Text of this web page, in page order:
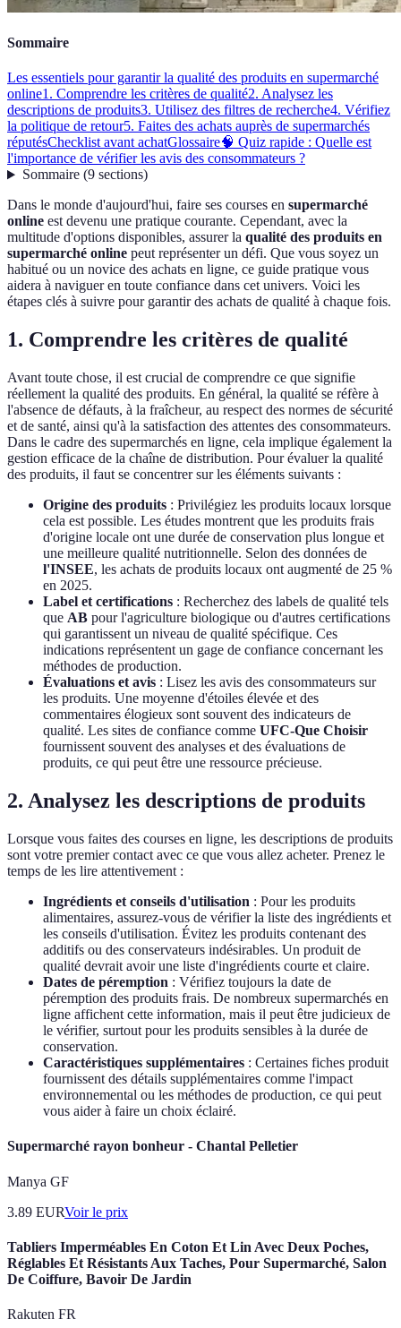
Sommaire
Les essentiels pour garantir la qualité des produits en supermarché
online1. Comprendre les critères de qualité2. Analysez les
descriptions de produits3. Utilisez des filtres de recherche4. Vérifiez
la politique de retour5. Faites des achats auprès de supermarchés
réputésChecklist avant achatGlossaire🧠 Quiz rapide : Quelle est
l'importance de vérifier les avis des consommateurs ?
Sommaire(9 sections)
Dans le monde d'aujourd'hui, faire ses courses en supermarché
online est devenu une pratique courante. Cependant, avec la
multitude d'options disponibles, assurer la qualité des produits en
supermarché online peut représenter un défi. Que vous soyez un
habitué ou un novice des achats en ligne, ce guide pratique vous
aidera à naviguer en toute confiance dans cet univers. Voici les
étapes clés à suivre pour garantir des achats de qualité à chaque fois.
1. Comprendre les critères de qualité
Avant toute chose, il est crucial de comprendre ce que signifie
réellement la qualité des produits. En général, la qualité se réfère à
l'absence de défauts, à la fraîcheur, au respect des normes de sécurité
et de santé, ainsi qu'à la satisfaction des attentes des consommateurs.
Dans le cadre des supermarchés en ligne, cela implique également la
gestion efficace de la chaîne de distribution. Pour évaluer la qualité
des produits, il faut se concentrer sur les éléments suivants :
Origine des produits : Privilégiez les produits locaux lorsque
cela est possible. Les études montrent que les produits frais
d'origine locale ont une durée de conservation plus longue et
une meilleure qualité nutritionnelle. Selon des données de
l'INSEE, les achats de produits locaux ont augmenté de 25 %
en 2025.
Label et certifications : Recherchez des labels de qualité tels
que AB pour l'agriculture biologique ou d'autres certifications
qui garantissent un niveau de qualité spécifique. Ces
indications représentent un gage de confiance concernant les
méthodes de production.
Évaluations et avis : Lisez les avis des consommateurs sur
les produits. Une moyenne d'étoiles élevée et des
commentaires élogieux sont souvent des indicateurs de
qualité. Les sites de confiance comme UFC-Que Choisir
fournissent souvent des analyses et des évaluations de
produits, ce qui peut être une ressource précieuse.
2. Analysez les descriptions de produits
Lorsque vous faites des courses en ligne, les descriptions de produits
sont votre premier contact avec ce que vous allez acheter. Prenez le
temps de les lire attentivement :
Ingrédients et conseils d'utilisation : Pour les produits
alimentaires, assurez-vous de vérifier la liste des ingrédients et
les conseils d'utilisation. Évitez les produits contenant des
additifs ou des conservateurs indésirables. Un produit de
qualité devrait avoir une liste d'ingrédients courte et claire.
Dates de péremption : Vérifiez toujours la date de
péremption des produits frais. De nombreux supermarchés en
ligne affichent cette information, mais il peut être judicieux de
le vérifier, surtout pour les produits sensibles à la durée de
conservation.
Caractéristiques supplémentaires : Certaines fiches produit
fournissent des détails supplémentaires comme l'impact
environnemental ou les méthodes de production, ce qui peut
vous aider à faire un choix éclairé.
Supermarché rayon bonheur - Chantal Pelletier
Manya GF
3.89 EURVoir le prix
Tabliers Imperméables En Coton Et Lin Avec Deux Poches,
Réglables Et Résistants Aux Taches, Pour Supermarché, Salon
De Coiffure, Bavoir De Jardin
Rakuten FR